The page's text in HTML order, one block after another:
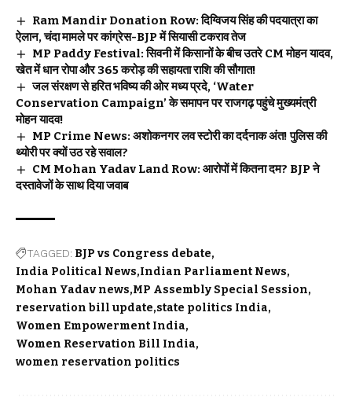
Ram Mandir Donation Row: दिग्विजय सिंह की पदयात्रा का
ऐलान, चंदा मामले पर कांग्रेस-BJP में सियासी टकराव तेज
MP Paddy Festival: सिवनी में किसानों के बीच उतरे CM मोहन यादव,
खेत में धान रोपा और 365 करोड़ की सहायता राशि की सौगात!
जल संरक्षण से हरित भविष्य की ओर मध्य प्रदे, ‘Water
Conservation Campaign’ के समापन पर राजगढ़ पहुंचे मुख्यमंत्री
मोहन यादव!
MP Crime News: अशोकनगर लव स्टोरी का दर्दनाक अंत! पुलिस की
थ्योरी पर क्यों उठ रहे सवाल?
CM Mohan Yadav Land Row: आरोपों में कितना दम? BJP ने
दस्तावेजों के साथ दिया जवाब
TAGGED: BJP vs Congress debate
India Political News Indian Parliament News
Mohan Yadav news MP Assembly Special Session
reservation bill update state politics India
Women Empowerment India
Women Reservation Bill India
women reservation politics